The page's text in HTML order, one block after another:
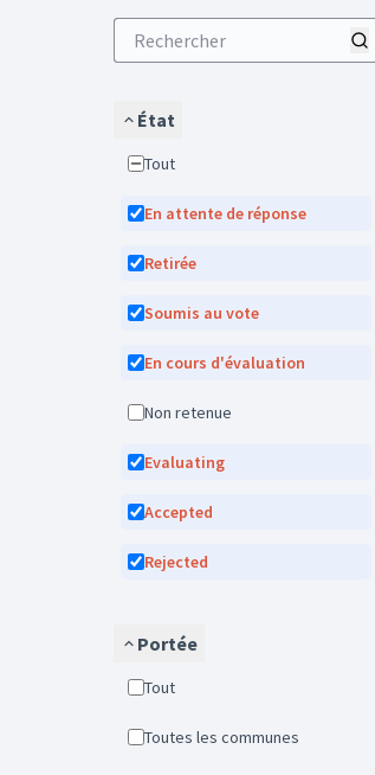
État
Tout
En attente de réponse
Retirée
Soumis au vote
En cours d'évaluation
Non retenue
Evaluating
Accepted
Rejected
Portée
Tout
Toutes les communes